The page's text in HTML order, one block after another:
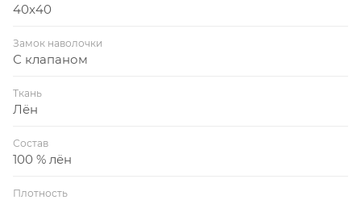
40x40
Замок наволочки
С клапаном
Ткань
Лён
Состав
100 % лён
Плотность